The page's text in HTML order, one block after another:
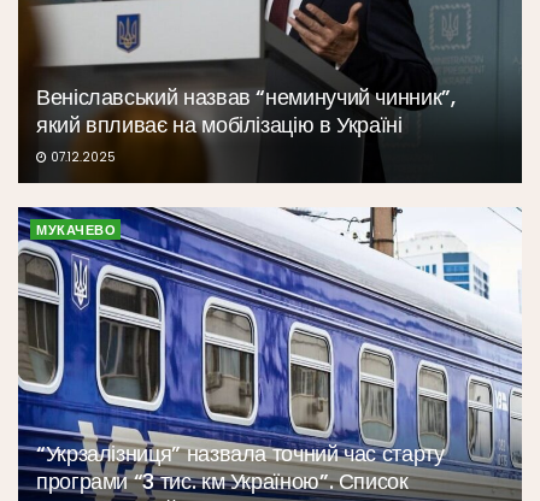
Веніславський назвав “неминучий чинник”,
який впливає на мобілізацію в Україні
07.12.2025
МУКАЧЕВО
“Укрзалізниця” назвала точний час старту
програми “3 тис. км Україною”. Список